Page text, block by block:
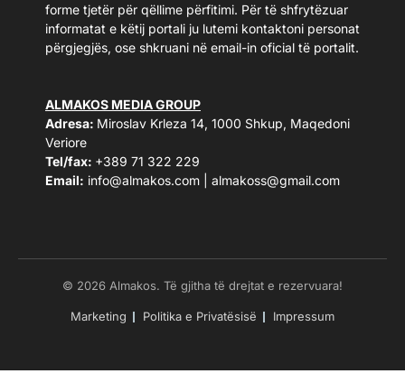
forme tjetër për qëllime përfitimi. Për të shfrytëzuar
informatat e këtij portali ju lutemi kontaktoni personat
përgjegjës, ose shkruani në email-in oficial të portalit.
ALMAKOS MEDIA GROUP
Adresa: Miroslav Krleza 14, 1000 Shkup, Maqedoni
Veriore
Tel/fax: +389 71 322 229
Email: info@almakos.com almakoss@gmail.com
© 2026 Almakos. Të gjitha të drejtat e rezervuara!
Marketing Politika e Privatësisë Impressum